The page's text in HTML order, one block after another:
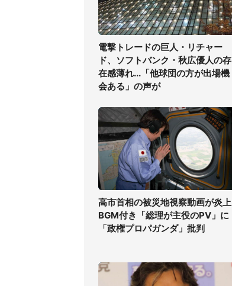
電撃トレードの巨人・リチャー
ド、ソフトバンク・秋広優人の存
在感薄れ...「他球団の方が出場機
会ある」の声が
高市首相の被災地視察動画が炎上
BGM付き「総理が主役のPV」に
「政権プロパガンダ」批判